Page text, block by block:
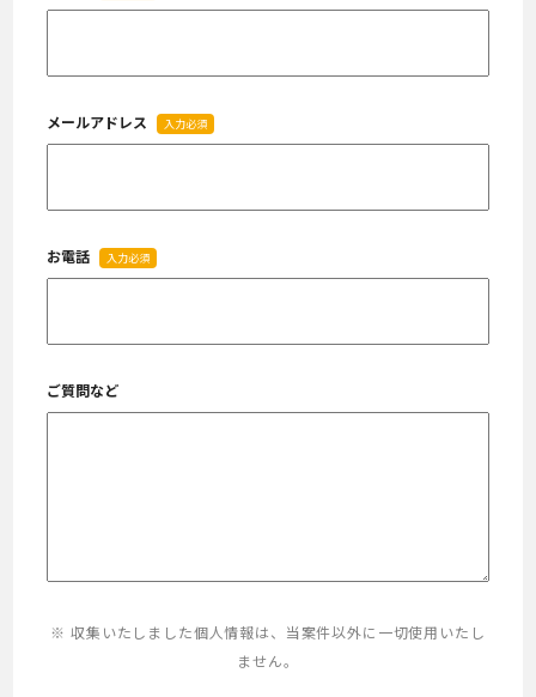
メールアドレス 入力必須
お電話 入力必須
ご質問など
※ 収集いたしました個人情報は、当案件以外に一切使用いたし
ません。